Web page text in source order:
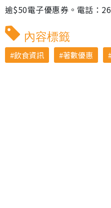
逾$50電子優惠券。電話：
內容標籤
飲食資訊 著數優惠